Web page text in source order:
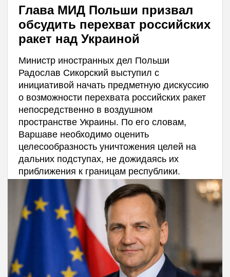
Глава МИД Польши призвал
обсудить перехват российских
ракет над Украиной
Министр иностранных дел Польши
Радослав Сикорский выступил с
инициативой начать предметную дискуссию
о возможности перехвата российских ракет
непосредственно в воздушном
пространстве Украины. По его словам,
Варшаве необходимо оценить
целесообразность уничтожения целей на
дальних подступах, не дожидаясь их
приближения к границам республики.